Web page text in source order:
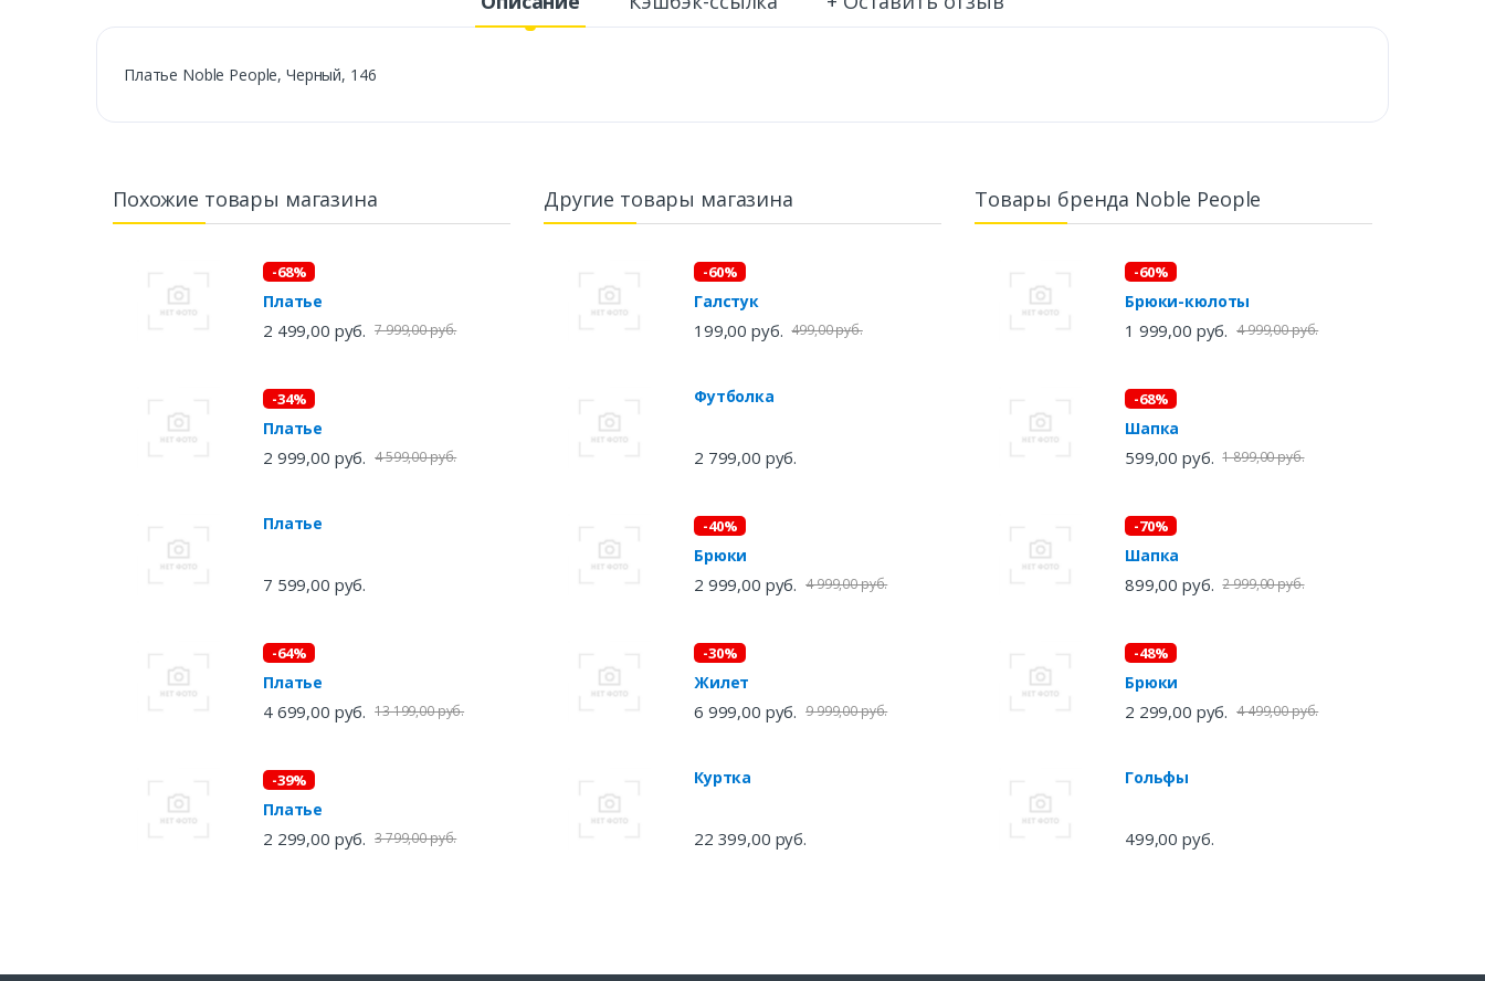
Платье Noble People, Черный, 146
Похожие товары магазина
-68%
Платье
2 499,00 руб. 7 999,00 руб.
-34%
Платье
2 999,00 руб. 4 599,00 руб.
Платье
7 599,00 руб.
-64%
Платье
4 699,00 руб. 13 199,00 руб.
-39%
Платье
2 299,00 руб. 3 799,00 руб.
Другие товары магазина
-60%
Галстук
199,00 руб. 499,00 руб.
Футболка
2 799,00 руб.
-40%
Брюки
2 999,00 руб. 4 999,00 руб.
-30%
Жилет
6 999,00 руб. 9 999,00 руб.
Куртка
22 399,00 руб.
Товары бренда Noble People
-60%
Брюки-кюлоты
1 999,00 руб. 4 999,00 руб.
-68%
Шапка
599,00 руб. 1 899,00 руб.
-70%
Шапка
899,00 руб. 2 999,00 руб.
-48%
Брюки
2 299,00 руб. 4 499,00 руб.
Гольфы
499,00 руб.